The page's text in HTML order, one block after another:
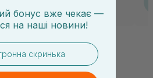
бонус вже чекає —
на наші новини!